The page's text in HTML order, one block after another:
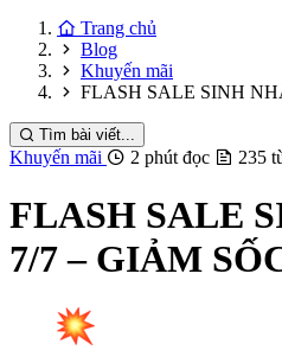
Trang chủ
Blog
Khuyến mãi
FLASH SALE SINH
Tìm bài viết...
Khuyến mãi 2 phút đọc 235
FLASH SALE
7/7 – GIẢM